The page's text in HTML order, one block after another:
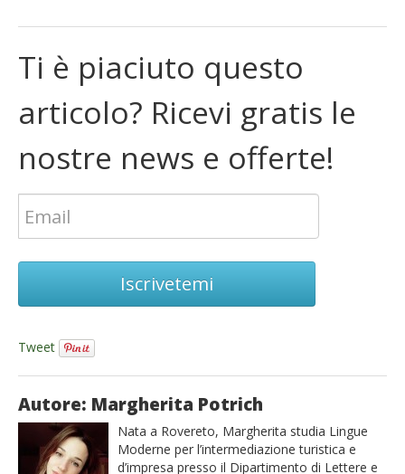
Ti è piaciuto questo
articolo? Ricevi gratis le
nostre news e offerte!
Iscrivetemi
Tweet
Autore: Margherita Potrich
Nata a Rovereto, Margherita studia Lingue
Moderne per l’intermediazione turistica e
d’impresa presso il Dipartimento di Lettere e